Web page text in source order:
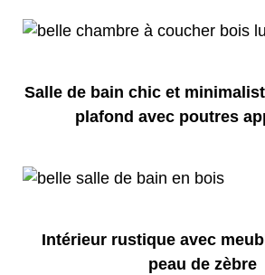
Salle de bain chic et
plafond avec poutres
Intérieur rustique avec
peau de zèbre